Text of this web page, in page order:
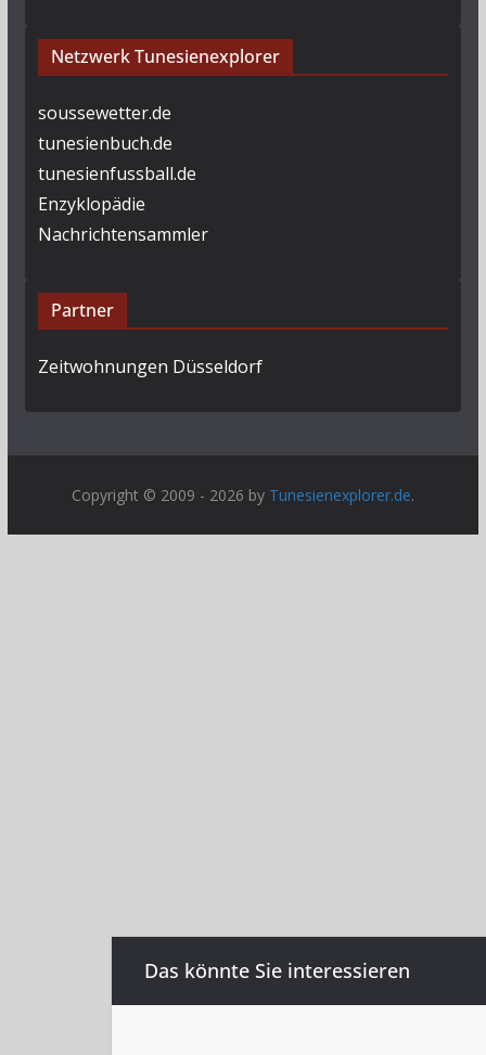
Netzwerk Tunesienexplorer
soussewetter.de
tunesienbuch.de
tunesienfussball.de
Enzyklopädie
Nachrichtensammler
Partner
Zeitwohnungen Düsseldorf
Copyright © 2009 - 2026 by Tunesienexplorer.de.
Das könnte Sie interessieren